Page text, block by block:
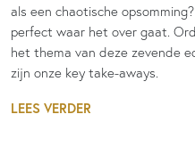
als een chaotische
perfect waar het over gaat.
het thema van deze zevende
zijn onze key take-aways.
LEES VERDER